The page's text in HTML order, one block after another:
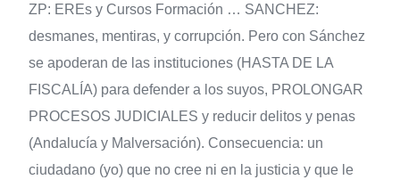
ZP: EREs y Cursos Formación … SANCHEZ:
desmanes, mentiras, y corrupción. Pero con Sánchez
se apoderan de las instituciones (HASTA DE LA
FISCALÍA) para defender a los suyos, PROLONGAR
PROCESOS JUDICIALES y reducir delitos y penas
(Andalucía y Malversación). Consecuencia: un
ciudadano (yo) que no cree ni en la justicia y que le